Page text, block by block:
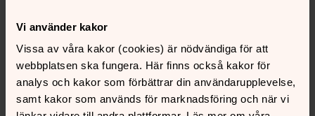
Vi använder kakor
Vissa av våra kakor (cookies) är nödvändiga för att
webbplatsen ska fungera. Här finns också kakor för
analys och kakor som förbättrar din användarupplevelse,
samt kakor som används för marknadsföring och när vi
Joakim Hedberg
Kyrkvaktmästare, Söndrum-Vapnö församling
Direkt:035-16 13 24
E-post: joakim.hedberg@svenskakyrkan.se